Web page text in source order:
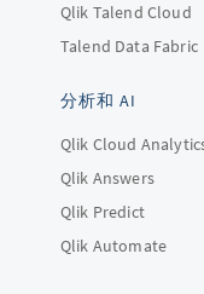
Qlik Talend Cloud
Talend Data Fabric
分析和 AI
Qlik Cloud
Qlik Answers
Qlik Predict
Qlik Automate